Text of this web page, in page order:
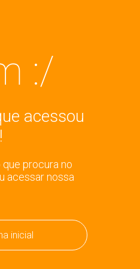
:/
acessou
procura no
acessar nossa
inicial